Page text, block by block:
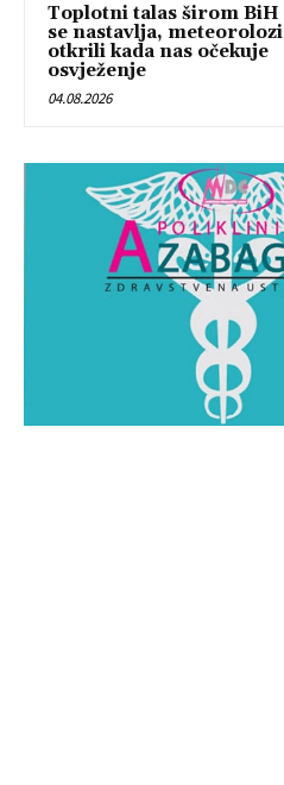
Toplotni talas širom BiH
se nastavlja, meteorolozi
otkrili kada nas očekuje
osvježenje
04.08.2026